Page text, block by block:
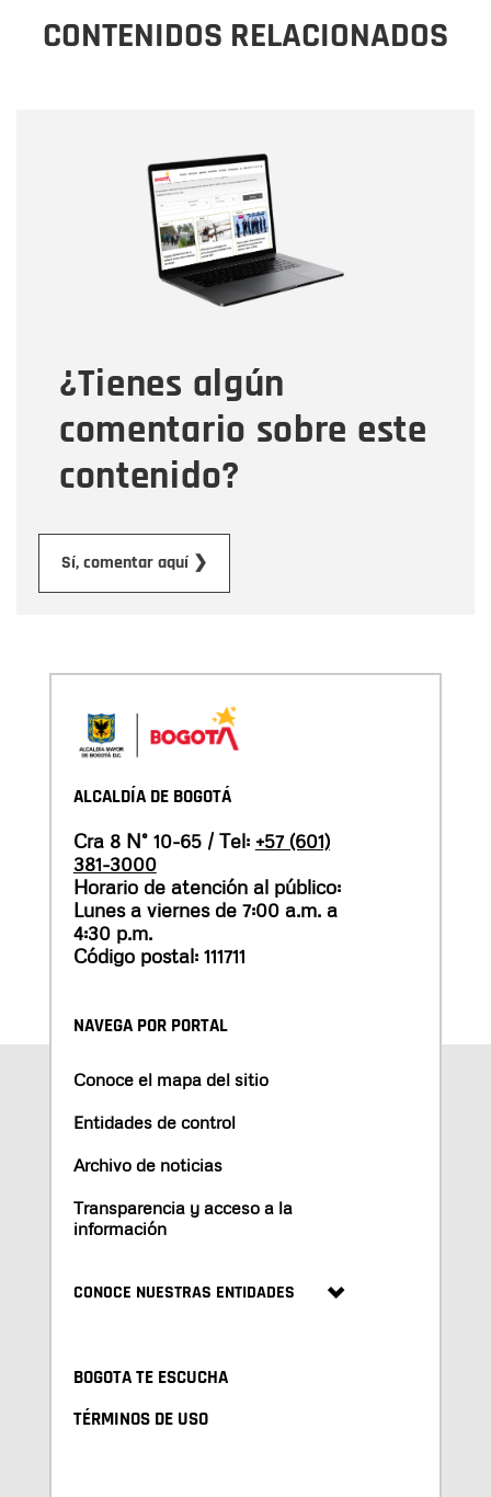
CONTENIDOS RELACIONADOS
¿Tienes algún
comentario sobre este
contenido?
Sí, comentar aquí ❯
Correo electrónico
Tipo de comentario
Mensaje
ALCALDÍA DE BOGOTÁ
Cra 8 N° 10-65 / Tel: +57 (601)
381-3000
Horario de atención al público:
Lunes a viernes de 7:00 a.m. a
4:30 p.m.
Código postal: 111711
NAVEGA POR PORTAL
Conoce el mapa del sitio
Entidades de control
Archivo de noticias
Transparencia y acceso a la
información
CONOCE NUESTRAS ENTIDADES
BOGOTA TE ESCUCHA
TÉRMINOS DE USO